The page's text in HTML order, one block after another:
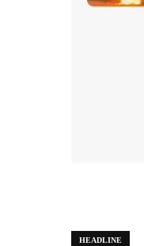
HEADLINE